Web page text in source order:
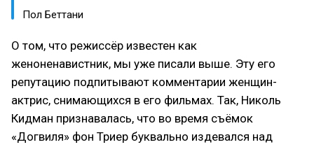
Пол Беттани
О том, что режиссёр известен как
женоненавистник, мы уже писали выше. Эту его
репутацию подпитывают комментарии женщин-
актрис, снимающихся в его фильмах. Так, Николь
Кидман признавалась, что во время съёмок
«Догвиля» фон Триер буквально издевался над